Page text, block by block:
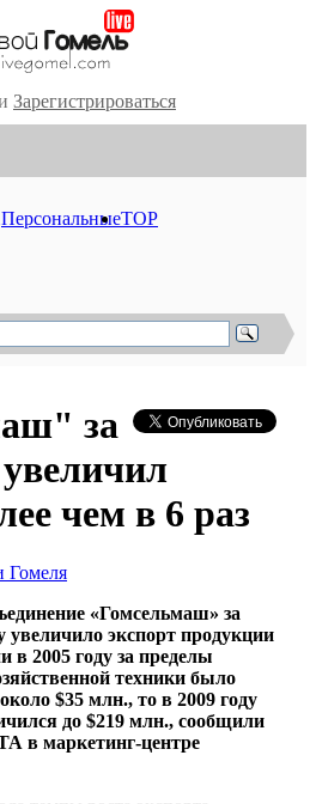
Зарегистрироваться
ПерсональныеTOP
за
чем в 6 раз
Гомеля
«Гомсельмаш» за
увеличило экспорт продукции
в 2005 году за пределы
техники было
$35 млн., то в 2009 году
до $219 млн., сообщили
в маркетинг-центре